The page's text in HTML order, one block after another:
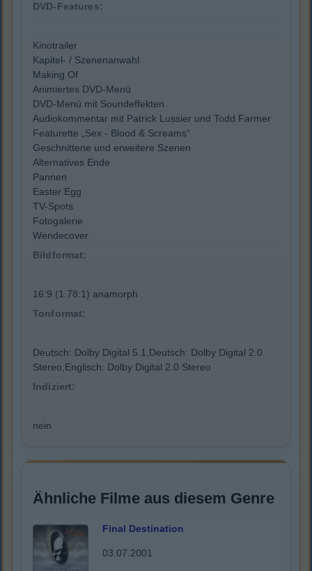
DVD-Features:
Kinotrailer
Kapitel- / Szenenanwahl
Making Of
Animiertes DVD-Menü
DVD-Menü mit Soundeffekten
Audiokommentar mit Patrick Lussier und Todd Farmer
Featurette „Sex - Blood & Screams“
Geschnittene und erweitere Szenen
Alternatives Ende
Pannen
Easter Egg
TV-Spots
Fotogalerie
Wendecover
Bildformat:
16:9 (1.78:1) anamorph
Tonformat:
Deutsch: Dolby Digital 5.1,Deutsch: Dolby Digital 2.0
Stereo,Englisch: Dolby Digital 2.0 Stereo
Indiziert:
nein
Ähnliche Filme aus diesem Genre
Final Destination
03.07.2001